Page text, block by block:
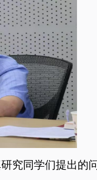
究同学们提出的